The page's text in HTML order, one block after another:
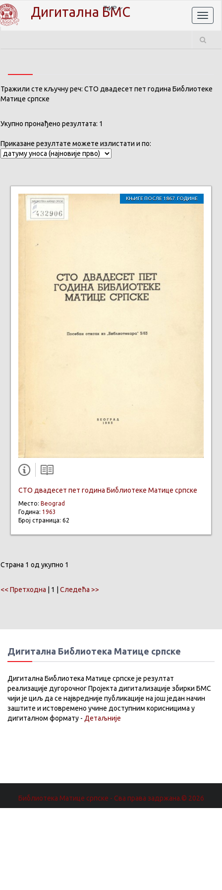
Дигитална БМС
ЋИР
Тражили сте кључну реч: СТО двадесет пет година Библиотеке
Матице српске
Укупно пронађено резултата: 1
Приказане резултате можете излистати и по:
КЊИГЕ ПОСЛЕ 1867. ГОДИНЕ
СТО двадесет пет година Библиотеке Матице српске
Место: Beograd
Година: 1963
Број страница: 62
Страна 1 од укупно 1
<< Претходна | 1 | Следећа >>
Дигитална Библиотека Матице српске
Дигитална Библиотека Матице српске је резултат
реализације дугорочног Пројекта дигитализације збирки БМС
чији је циљ да се највредније публикације на још један начин
заштите и истовремено учине доступним корисницима у
дигиталном формату - Детаљније
Библиотека Матице српске - Сва права задржана.© 2026